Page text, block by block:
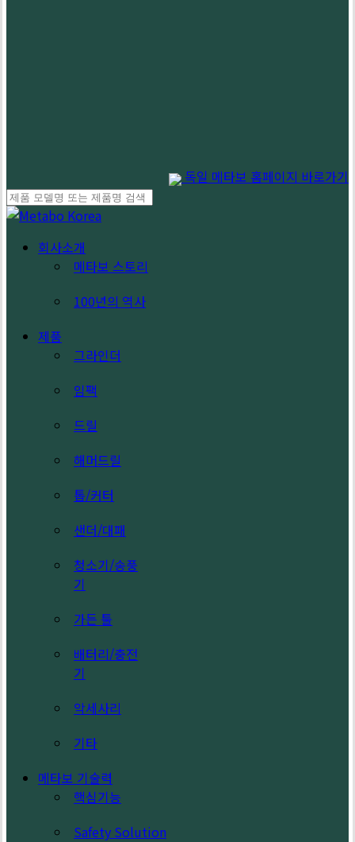
독일 메타보 홈페이지 바로가기
Close
search
Menu 회사소개
메타보 스토리
100년의 역사
제품
그라인더
임팩
드릴
해머드릴
톱/커터
샌더/대패
청소기/송풍
기
가든 툴
배터리/충전
기
악세사리
기타
메타보 기술력
핵심기능
Safety Solution